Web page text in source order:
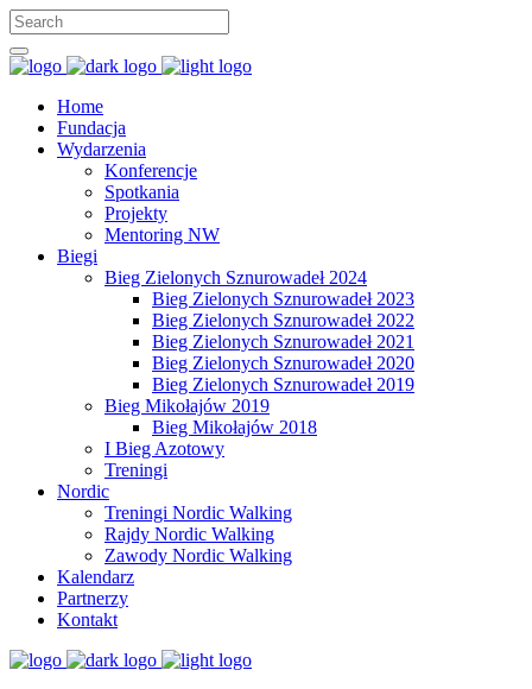
Home
Fundacja
Wydarzenia
Konferencje
Spotkania
Projekty
Mentoring NW
Biegi
Bieg Zielonych Sznurowadeł 2024
Bieg Zielonych Sznurowadeł 2023
Bieg Zielonych Sznurowadeł 2022
Bieg Zielonych Sznurowadeł 2021
Bieg Zielonych Sznurowadeł 2020
Bieg Zielonych Sznurowadeł 2019
Bieg Mikołajów 2019
Bieg Mikołajów 2018
I Bieg Azotowy
Treningi
Nordic
Treningi Nordic Walking
Rajdy Nordic Walking
Zawody Nordic Walking
Kalendarz
Partnerzy
Kontakt